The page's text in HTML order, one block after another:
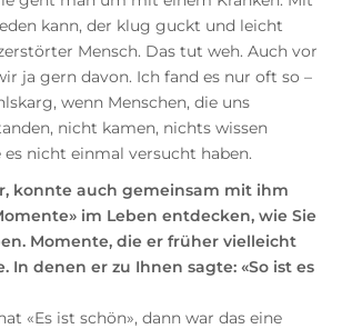
kann, der klug guckt und leicht
Mensch. Das tut weh. Auch vor
ja gern davon. Ich fand es nur oft so –
wenn Menschen, die uns
nicht kamen, nichts wissen
nicht einmal versucht haben.
konnte auch gemeinsam mit ihm
im Leben entdecken, wie Sie
Momente, die er früher vielleicht
In denen er zu Ihnen sagte: «So ist es
«Es ist schön», dann war das eine